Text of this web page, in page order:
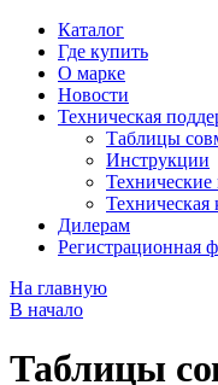
Каталог
Где купить
О марке
Новости
Техническая
Таблицы
Инструкции
Техническая
Дилерам
Регистрационная
На главную
В начало
Таблицы